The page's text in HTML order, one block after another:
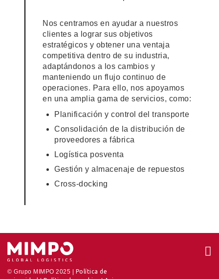
Nos centramos en ayudar a nuestros
clientes a lograr sus objetivos
estratégicos y obtener una ventaja
competitiva dentro de su industria,
adaptándonos a los cambios y
manteniendo un flujo continuo de
operaciones. Para ello, nos apoyamos
en una amplia gama de servicios, como:
Planificación y control del transporte
Consolidación de la distribución de
proveedores a fábrica
Logística posventa
Gestión y almacenaje de repuestos
Cross-docking
© Grupo MIMPO 2025 | Política de